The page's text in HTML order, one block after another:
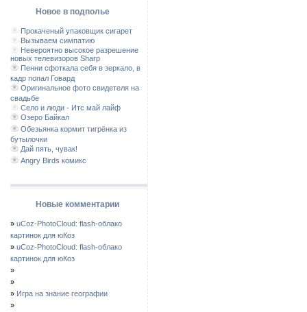
Новое в подполье
Прокаченый упаковщик сигарет
Вызываем симпатию
Невероятно высокое разрешение
новых телевизоров Sharp
Пенни сфоткала себя в зеркало, в
кадр попал Говард
Оригинальное фото свидетеля на
свадьбе
Село и люди - Итс май лайф
Озеро Байкал
Обезьянка кормит тигрёнка из
бутылочки
Дай пять, чувак!
Angry Birds комикс
Новые комментарии
» uCoz-PhotoCloud: flash-облако
картинок для юКоз
» uCoz-PhotoCloud: flash-облако
картинок для юКоз
»
»
» Игра на знание географии
»